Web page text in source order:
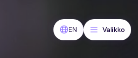
EN
Valikko